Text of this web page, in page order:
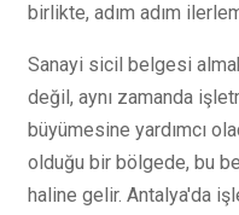
birlikte, adım adım
Sanayi sicil belgesi
değil, aynı zamanda
büyümesine yardımcı
olduğu bir bölgede, bu
haline gelir. Antalya'da